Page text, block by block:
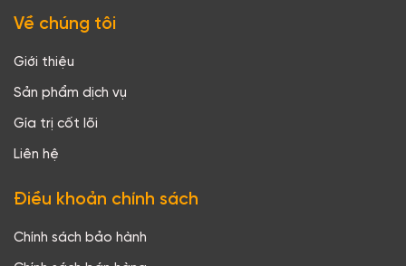
Về chúng tôi
Giới thiệu
Sản phẩm dịch vụ
Gía trị cốt lõi
Liên hệ
Điều khoản chính sách
Chính sách bảo hành